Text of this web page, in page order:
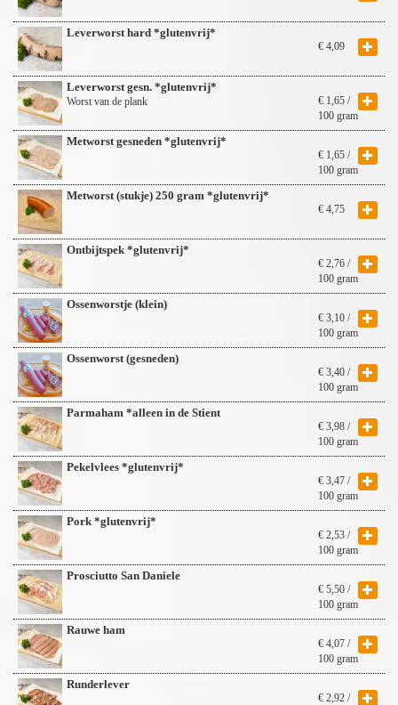
€ 4,09
Leverworst hard *glutenvrij*
€ 1,65 /
100 gram
Leverworst gesn. *glutenvrij*
Worst van de plank
€ 1,65 /
100 gram
Metworst gesneden *glutenvrij*
€ 4,75
Metworst (stukje) 250 gram *glutenvrij*
€ 2,76 /
100 gram
Ontbijtspek *glutenvrij*
€ 3,10 /
100 gram
Ossenworstje (klein)
€ 3,40 /
100 gram
Ossenworst (gesneden)
€ 3,98 /
100 gram
Parmaham *alleen in de Stient
€ 3,47 /
100 gram
Pekelvlees *glutenvrij*
€ 2,53 /
100 gram
Pork *glutenvrij*
€ 5,50 /
100 gram
Prosciutto San Daniele
€ 4,07 /
100 gram
Rauwe ham
€ 2,92 /
Runderlever